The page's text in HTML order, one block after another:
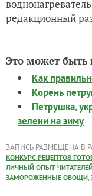
редакционный
Это может быть
Как
Корень
Петрушка,
зелени на зиму
ЗАПИСЬ РАЗМЕЩЕНА В
КОНКУРС РЕЦЕПТОВ
ЛИЧНЫЙ ОПЫТ
ЗАМОРОЖЕННЫЕ ОВОЩИ,